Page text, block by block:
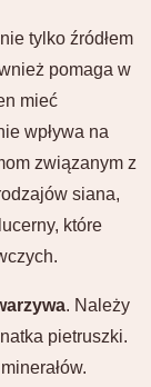
tylko źródłem
pomaga w
mieć
wpływa na
związanym z
siana,
które
. Należy
pietruszki.